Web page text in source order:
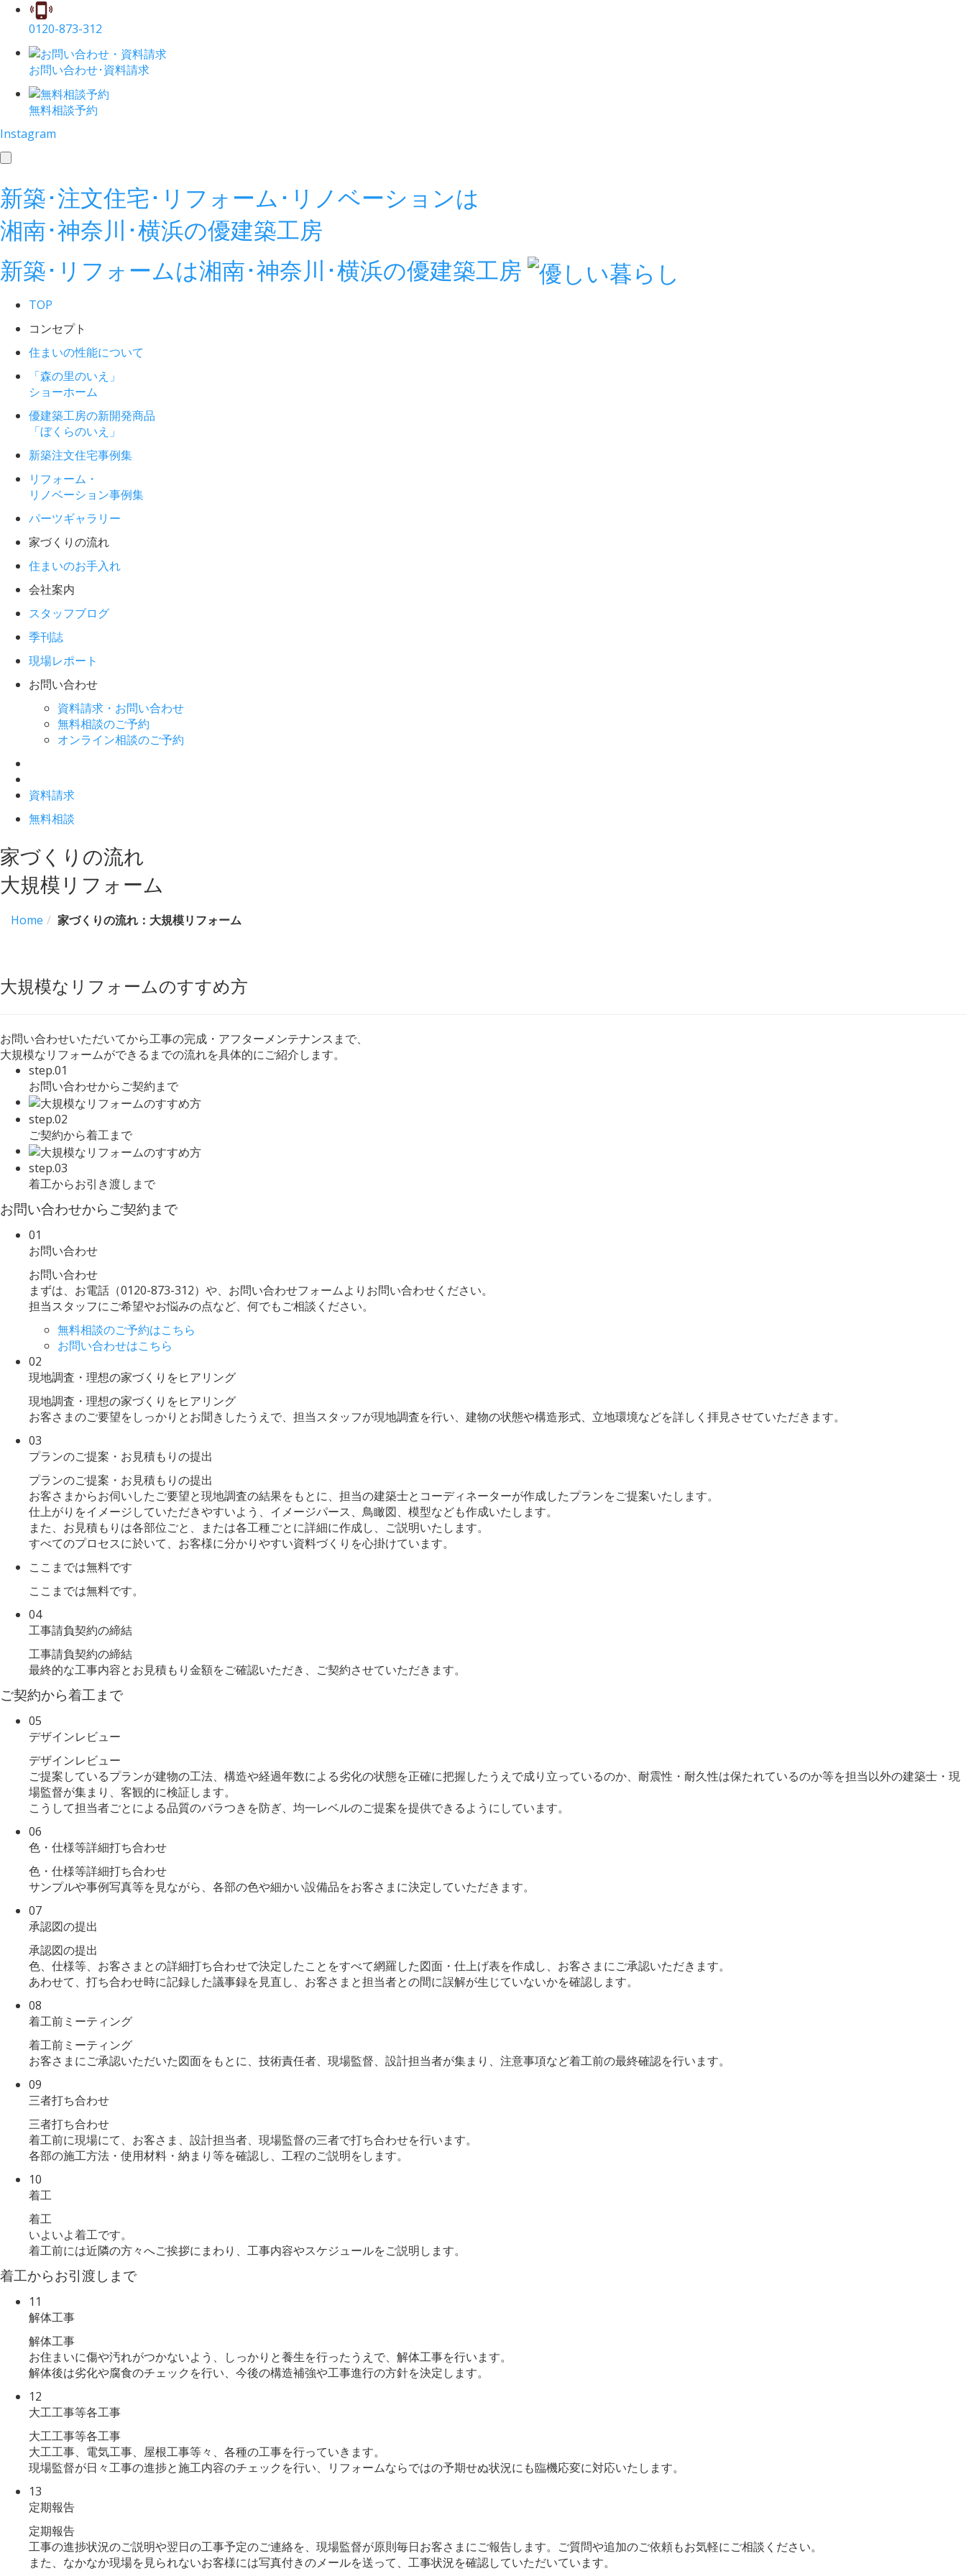
0120-873-312
お問い合わせ･資料請求
無料相談予約
Instagram
toggle
新築･注文住宅･リフォーム･リノベーションは
湘南･神奈川･横浜の優建築工房
新築･リフォームは湘南･神奈川･横浜の優建築工房
TOP
コンセプト
住まいの性能について
「森の里のいえ」
ショーホーム
優建築工房の新開発商品
「ぼくらのいえ」
新築注文住宅事例集
リフォーム・
リノベーション事例集
パーツギャラリー
家づくりの流れ
住まいのお手入れ
会社案内
スタッフブログ
季刊誌
現場レポート
お問い合わせ
資料請求・お問い合わせ
無料相談のご予約
オンライン相談のご予約
資料請求
無料相談
家づくりの流れ
大規模リフォーム
Home 家づくりの流れ：大規模リフォーム
大規模なリフォームのすすめ方
お問い合わせいただいてから工事の完成・アフターメンテナンスまで、
大規模なリフォームができるまでの流れを具体的にご紹介します。
step.01
お問い合わせからご契約まで
step.02
ご契約から着工まで
step.03
着工からお引き渡しまで
お問い合わせからご契約まで
01
お問い合わせ
お問い合わせ
まずは、お電話（0120-873-312）や、お問い合わせフォームよりお問い合わせください。
担当スタッフにご希望やお悩みの点など、何でもご相談ください。
無料相談のご予約はこちら
お問い合わせはこちら
02
現地調査・理想の家づくりをヒアリング
現地調査・理想の家づくりをヒアリング
お客さまのご要望をしっかりとお聞きしたうえで、担当スタッフが現地調査を行い、建物の状態や構造形式、立地環境などを詳しく拝見させていただきます。
03
プランのご提案・お見積もりの提出
プランのご提案・お見積もりの提出
お客さまからお伺いしたご要望と現地調査の結果をもとに、担当の建築士とコーディネーターが作成したプランをご提案いたします。
仕上がりをイメージしていただきやすいよう、イメージパース、鳥瞰図、模型なども作成いたします。
また、お見積もりは各部位ごと、または各工種ごとに詳細に作成し、ご説明いたします。
すべてのプロセスに於いて、お客様に分かりやすい資料づくりを心掛けています。
ここまでは無料です
ここまでは無料です。
04
工事請負契約の締結
工事請負契約の締結
最終的な工事内容とお見積もり金額をご確認いただき、ご契約させていただきます。
ご契約から着工まで
05
デザインレビュー
デザインレビュー
ご提案しているプランが建物の工法、構造や経過年数による劣化の状態を正確に把握したうえで成り立っているのか、耐震性・耐久性は保たれているのか等を担当以外の建築士・現
場監督が集まり、客観的に検証します。
こうして担当者ごとによる品質のバラつきを防ぎ、均一レベルのご提案を提供できるようにしています。
06
色・仕様等詳細打ち合わせ
色・仕様等詳細打ち合わせ
サンプルや事例写真等を見ながら、各部の色や細かい設備品をお客さまに決定していただきます。
07
承認図の提出
承認図の提出
色、仕様等、お客さまとの詳細打ち合わせで決定したことをすべて網羅した図面・仕上げ表を作成し、お客さまにご承認いただきます。
あわせて、打ち合わせ時に記録した議事録を見直し、お客さまと担当者との間に誤解が生じていないかを確認します。
08
着工前ミーティング
着工前ミーティング
お客さまにご承認いただいた図面をもとに、技術責任者、現場監督、設計担当者が集まり、注意事項など着工前の最終確認を行います。
09
三者打ち合わせ
三者打ち合わせ
着工前に現場にて、お客さま、設計担当者、現場監督の三者で打ち合わせを行います。
各部の施工方法・使用材料・納まり等を確認し、工程のご説明をします。
10
着工
着工
いよいよ着工です。
着工前には近隣の方々へご挨拶にまわり、工事内容やスケジュールをご説明します。
着工からお引渡しまで
11
解体工事
解体工事
お住まいに傷や汚れがつかないよう、しっかりと養生を行ったうえで、解体工事を行います。
解体後は劣化や腐食のチェックを行い、今後の構造補強や工事進行の方針を決定します。
12
大工工事等各工事
大工工事等各工事
大工工事、電気工事、屋根工事等々、各種の工事を行っていきます。
現場監督が日々工事の進捗と施工内容のチェックを行い、リフォームならではの予期せぬ状況にも臨機応変に対応いたします。
13
定期報告
定期報告
工事の進捗状況のご説明や翌日の工事予定のご連絡を、現場監督が原則毎日お客さまにご報告します。ご質問や追加のご依頼もお気軽にご相談ください。
また、なかなか現場を見られないお客様には写真付きのメールを送って、工事状況を確認していただいています。